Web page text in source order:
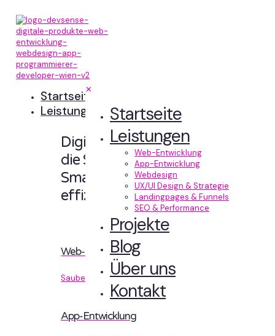
✕
Startseite
Leistungen
Web-Entwicklung
App-Entwicklung
Webdesign
UX/UI Design & Strategie
Landingpages & Funnels
SEO & Performance
Projekte
Blog
Über uns
Kontakt
Startseite
Leistungen
Digitale Erlebnisse,
die Sinn machen.
Smart designt und
effizient entwickelt.
Web-Entwicklung
Sauberer Code, der performt.
App-Entwicklung